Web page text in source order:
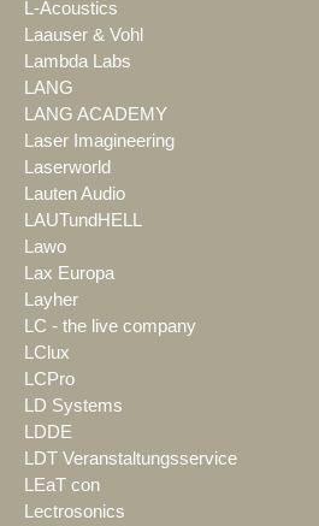
L-Acoustics
Laauser & Vohl
Lambda Labs
LANG
LANG ACADEMY
Laser Imagineering
Laserworld
Lauten Audio
LAUTundHELL
Lawo
Lax Europa
Layher
LC - the live company
LClux
LCPro
LD Systems
LDDE
LDT Veranstaltungsservice
LEaT con
Lectrosonics